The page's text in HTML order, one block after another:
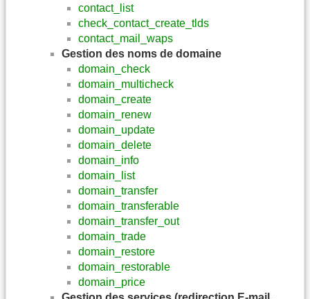
contact_list
check_contact_create_tlds
contact_mail_waps
Gestion des noms de domaine
domain_check
domain_multicheck
domain_create
domain_renew
domain_update
domain_delete
domain_info
domain_list
domain_transfer
domain_transferable
domain_transfer_out
domain_trade
domain_restore
domain_restorable
domain_price